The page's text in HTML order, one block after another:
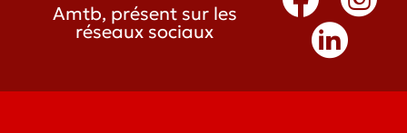
Amtb, présent sur les
réseaux sociaux